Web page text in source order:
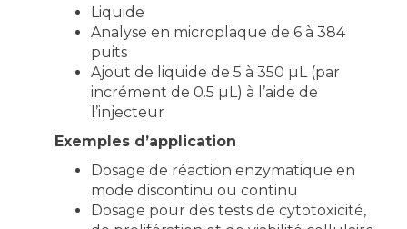
Liquide
Analyse en microplaque de 6 à 384
puits
Ajout de liquide de 5 à 350 µL (par
incrément de 0.5 µL) à l’aide de
l’injecteur
Exemples d’application
Dosage de réaction enzymatique en
mode discontinu ou continu
Dosage pour des tests de cytotoxicité,